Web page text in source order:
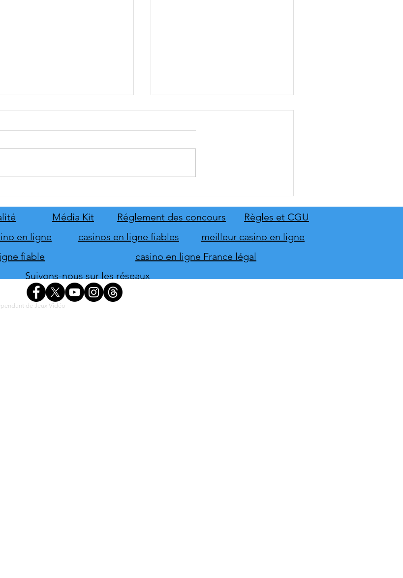
lancement
novembre
Média Kit Règles et CGU
Réglement des concours
meilleur casino en ligne
en ligne
casinos en ligne fiables
fiable
casino en ligne France légal
Suivons-nous sur les réseaux
de Jeux Vidéo